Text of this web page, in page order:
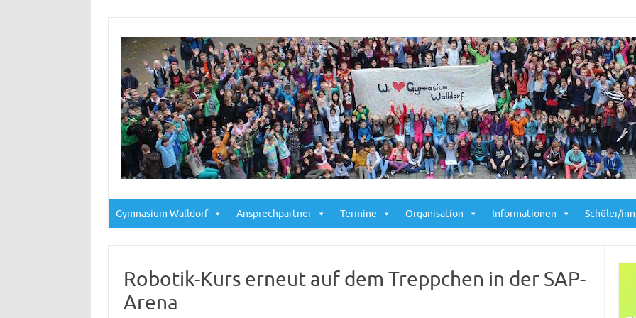
Gymnasium Walldorf
Ansprechpartner Termine Organisation Informationen Schüler/
Robotik-Kurs erneut auf dem Treppchen in der SAP-
Arena